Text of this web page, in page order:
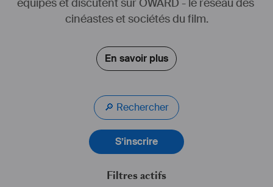
équipes et discutent sur OWARD - le réseau des
cinéastes et sociétés du film.
En savoir plus
🔎 Rechercher
S’inscrire
Filtres actifs